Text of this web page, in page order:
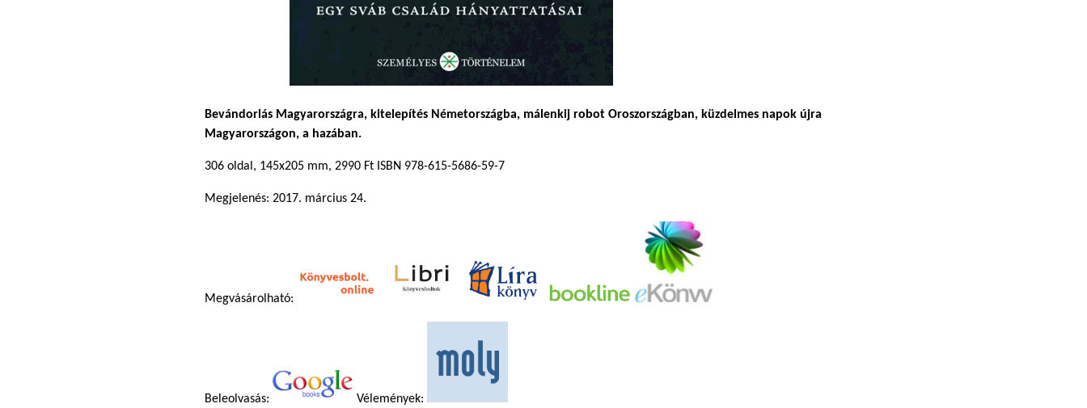
Bevándorlás Magyarországra, kitelepítés Németországba, málenkij robot Oroszországban, küzdelmes napok újra
Magyarországon, a hazában.
306 oldal, 145x205 mm, 2990 Ft ISBN 978-615-5686-59-7
Megjelenés: 2017. március 24.
Megvásárolható:
Beleolvasás: Vélemények: